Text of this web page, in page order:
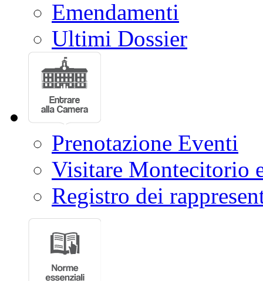
Emendamenti
Ultimi Dossier
Prenotazione Eventi
Visitare Montecitorio
Registro dei